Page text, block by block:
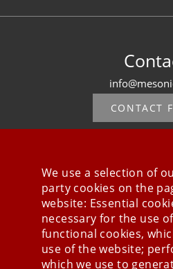
CONTACT
Stay
We use a selection of
party cookies on the
website: Essential
necessary for the use
functional cookies,
use of the website;
which we use to